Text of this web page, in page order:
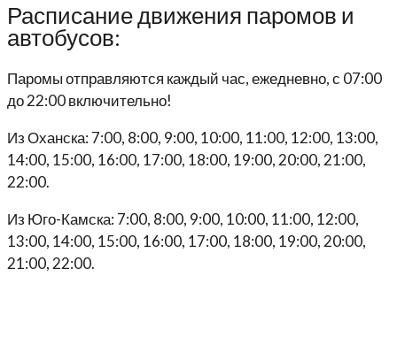
Расписание движения паромов и
автобусов:
Паромы отправляются каждый час, ежедневно, с 07:00
до 22:00 включительно!
Из Оханска: 7:00, 8:00, 9:00, 10:00, 11:00, 12:00, 13:00,
14:00, 15:00, 16:00, 17:00, 18:00, 19:00, 20:00, 21:00,
22:00.
Из Юго-Камска: 7:00, 8:00, 9:00, 10:00, 11:00, 12:00,
13:00, 14:00, 15:00, 16:00, 17:00, 18:00, 19:00, 20:00,
21:00, 22:00.